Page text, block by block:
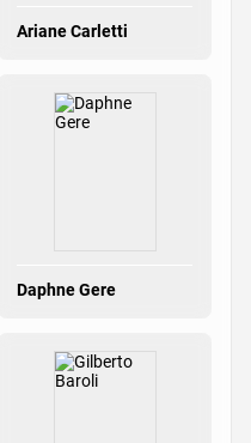
Ariane Carletti
Daphne Gere